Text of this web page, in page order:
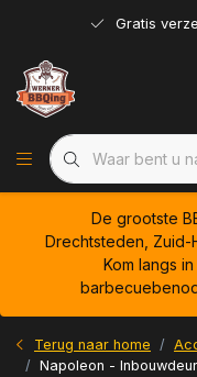
Gratis
De grootste
Drechtsteden, Zuid-
Kom langs
Terug naar home
Napoleon -